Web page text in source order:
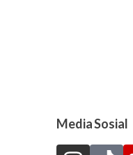
Media Sosial